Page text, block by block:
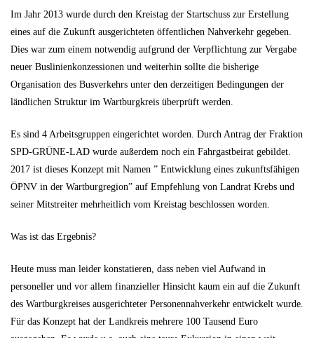
Im Jahr 2013 wurde durch den Kreistag der Startschuss zur Erstellung
eines auf die Zukunft ausgerichteten öffentlichen Nahverkehr gegeben.
Dies war zum einem notwendig aufgrund der Verpflichtung zur Vergabe
neuer Buslinienkonzessionen und weiterhin sollte die bisherige
Organisation des Busverkehrs unter den derzeitigen Bedingungen der
ländlichen Struktur im Wartburgkreis überprüft werden.
Es sind 4 Arbeitsgruppen eingerichtet worden. Durch Antrag der Fraktion
SPD-GRÜNE-LAD wurde außerdem noch ein Fahrgastbeirat gebildet.
2017 ist dieses Konzept mit Namen ” Entwicklung eines zukunftsfähigen
ÖPNV in der Wartburgregion” auf Empfehlung von Landrat Krebs und
seiner Mitstreiter mehrheitlich vom Kreistag beschlossen worden.
Was ist das Ergebnis?
Heute muss man leider konstatieren, dass neben viel Aufwand in
personeller und vor allem finanzieller Hinsicht kaum ein auf die Zukunft
des Wartburgkreises ausgerichteter Personennahverkehr entwickelt wurde.
Für das Konzept hat der Landkreis mehrere 100 Tausend Euro